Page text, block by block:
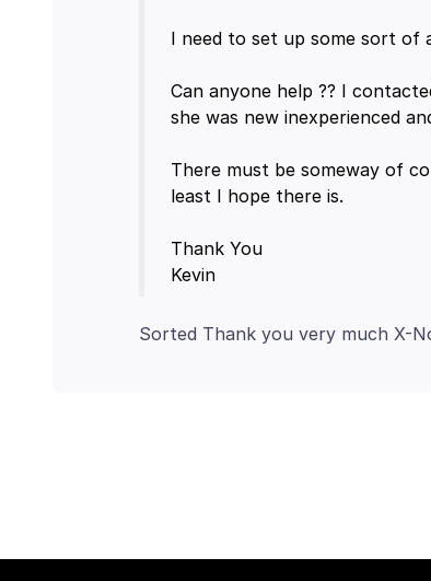
I need to set up some sort of
Can anyone help ?? I
she was new inexperienced
There must be someway of
least I hope there is.
Thank You